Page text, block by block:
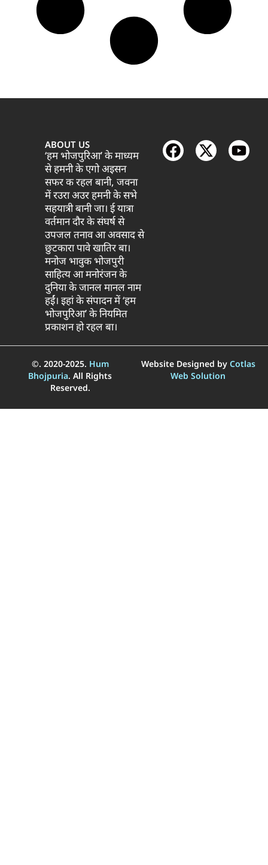
ABOUT US
‘हम भोजपुरिआ’ के माध्यम
से हमनी के एगो अइसन
सफर क रहल बानी, जवना
में रउरा अउर हमनी के सभे
सहयात्री बानी जा। ई यात्रा
वर्तमान दौर के संघर्ष से
उपजल तनाव आ अवसाद से
छुटकारा पावे खातिर बा।
मनोज भावुक भोजपुरी
साहित्य आ मनोरंजन के
दुनिया के जानल मानल नाम
हईं। इहां के संपादन में ‘हम
भोजपुरिआ’ के नियमित
प्रकाशन हो रहल बा।
©. 2020-2025. Hum
Bhojpuria. All Rights
Reserved.
Website Designed by Cotlas
Web Solution